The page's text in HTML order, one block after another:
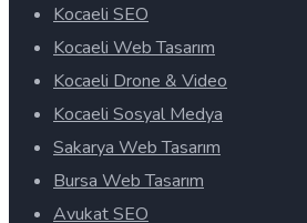
Kocaeli SEO
Kocaeli Web Tasarım
Kocaeli Drone & Video
Kocaeli Sosyal Medya
Sakarya Web Tasarım
Bursa Web Tasarım
Avukat SEO